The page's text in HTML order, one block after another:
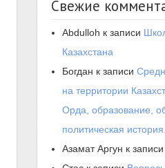
Свежие
Abdulloh к записи
Казахстана
Богдан к записи
на территории
Орда, образование,
политическая
Азамат Аргун к записи